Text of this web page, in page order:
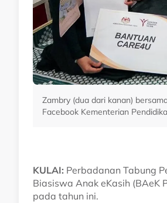
Zambry (dua dari kanan)
Facebook Kementerian
KULAI: Perbadanan Tabung
Biasiswa Anak eKasih (BAeK
pada tahun ini.